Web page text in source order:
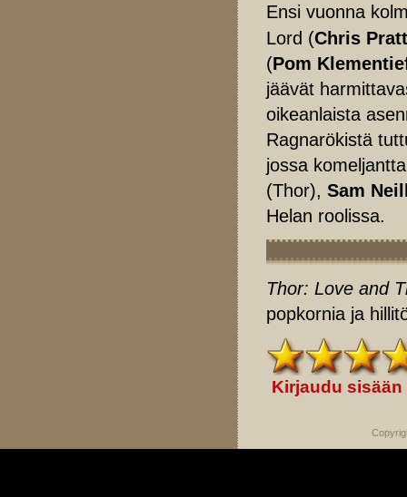
Ensi vuonna
Lord (Chris Pratt
(Pom
jäävät
oikeanlaista
Ragnarökistä
jossa
(Thor), Sam
Helan roolissa.
Thor: Love and
popkornia ja
Kirjaudu sisään